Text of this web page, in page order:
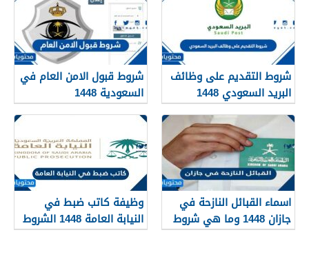
شروط التقديم على وظائف
البريد السعودي 1448
شروط قبول الامن العام في
السعودية 1448
اسماء القبائل النازحة في
جازان 1448 وما هي شروط
تجنيسها
وظيفة كاتب ضبط في
النيابة العامة 1448 الشروط
وطريقة التقديم